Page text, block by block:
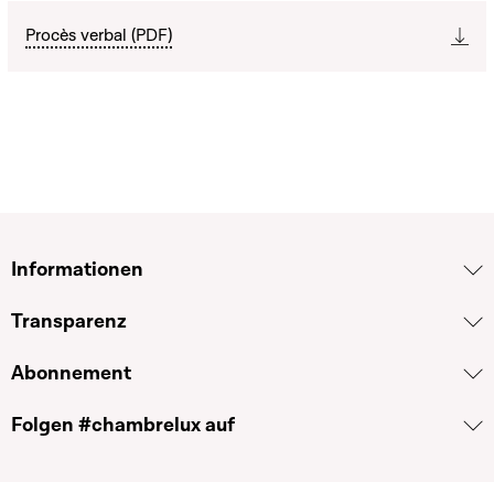
Procès verbal (PDF)
Informationen
Transparenz
Abonnement
Folgen #chambrelux auf